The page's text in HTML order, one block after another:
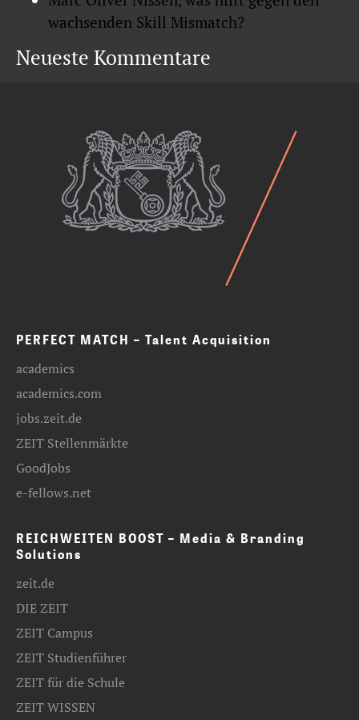
wachsenden Skill Mismatch?
Neueste Kommentare
PERFECT MATCH – Talent Acquisition
academics
academics.com
jobs.zeit.de
ZEIT Stellenmärkte
GoodJobs
e-fellows.net
REICHWEITEN BOOST – Media & Branding
Solutions
zeit.de
DIE ZEIT
ZEIT Campus
ZEIT Studienführer
ZEIT für die Schule
ZEIT WISSEN